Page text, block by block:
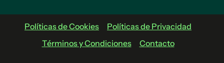
Políticas de Cookies
Políticas de Privacidad
Términos y Condiciones
Contacto